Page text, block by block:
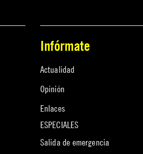
Infórmate
Actualidad
Opinión
Enlaces
ESPECIALES
Salida de emergencia